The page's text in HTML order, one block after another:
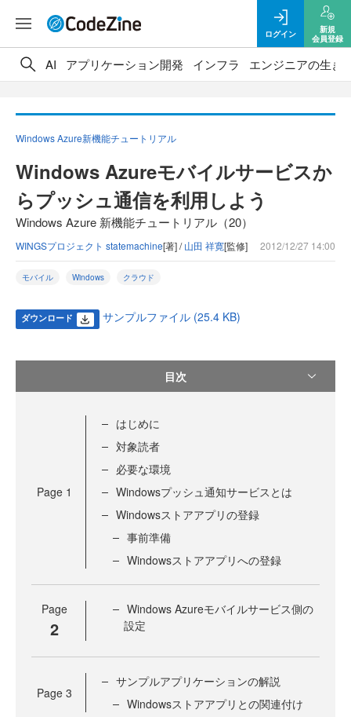
ログイン
新規
会員登録
AI アプリケーション開発 インフラ エンジニアの生き
Windows Azure新機能チュートリアル
Windows Azureモバイルサービスか
らプッシュ通信を利用しよう
Windows Azure 新機能チュートリアル（20）
WINGSプロジェクト statemachine[著] /山田 祥寛[監修] 2012/12/27 14:00
モバイル Windows クラウド
ダウンロード サンプルファイル (25.4 KB)
目次
Page 1
はじめに
対象読者
必要な環境
Windowsプッシュ通知サービスとは
Windowsストアアプリの登録
事前準備
Windowsストアアプリへの登録
Page
2
Windows Azureモバイルサービス側の
設定
Page 3
サンプルアプリケーションの解説
Windowsストアアプリとの関連付け